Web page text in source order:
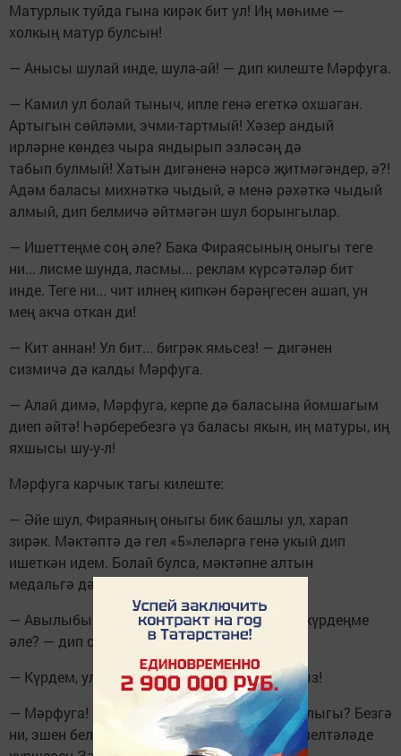
Матурлык туйда гына кирәк бит ул! Иң мөһиме —
холкың матур булсын!
— Анысы шулай инде, шула-ай! — дип килеште Мәрфуга.
— Камил ул болай тыныч, ипле генә егеткә охшаган.
Артыгын сөйләми, эчми-тартмый! Хәзер андый
ирләрне көндез чыра яндырып эзләсәң дә
табып булмый! Хатын дигәненә нәрсә җитмәгәндер, ә?!
Адәм баласы михнәткә чыдый, ә менә рәхәткә чыдый
алмый, дип белмичә әйтмәгән шул борынгылар.
— Ишеттеңме соң әле? Бака Фираясының оныгы теге
ни... лисме шунда, ласмы... реклам күрсәтәләр бит
инде. Теге ни... чит илнең кипкән бәрәңгесен ашап, ун
мең акча откан ди!
— Кит аннан! Ул бит... бигрәк ямьсез! — дигәнен
сизмичә дә калды Мәрфуга.
— Алай димә, Мәрфуга, керпе дә баласына йомшагым
диеп әйтә! Һәрберебезгә үз баласы якын, иң матуры, иң
яхшысы шу-у-л!
Мәрфуга карчык тагы килеште:
— Әйе шул, Фираяның оныгы бик башлы ул, харап
зирәк. Мәктәптә дә гел «5»леләргә генә укый дип
ишеткән идем. Болай булса, мәктәпне алтын
медальгә дә тәмамларга күп сорамас.
— Авылыбызга яңа табиб килгән икән. Син күрдеңме
әле? — дип сорады Зәйтүнә.
— Күрдем, ул бит... ямьсез! Шундый ягымсыз!
— Мәрфуга! Ни пычагыма сиңа аның матурлыгы? Безгә
ни, эшен белсен, кешелекле булсын! — дип шелтәләде